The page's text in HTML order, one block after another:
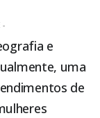
-
e
uma
de